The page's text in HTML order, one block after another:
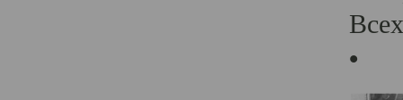
•